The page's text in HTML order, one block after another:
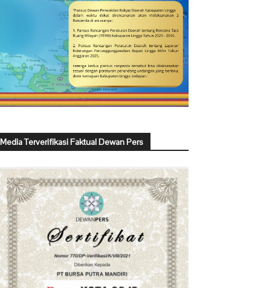
Media Terverifikasi Faktual Dewan Pers